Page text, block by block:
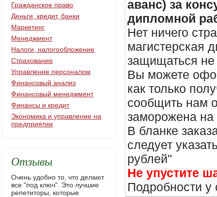
аванс) за
дипломной
Нет ничего
магистерская
защищаться не
Вы можете
как только
сообщить нам
заморожена
В бланке
следует
рублей"
Не упустите
Подробности
Гражданское право
Деньги, кредит, банки
Маркетинг
Менеджмент
Налоги, налогообложение
Страхование
Управление персоналом
Финансовый анализ
Финансовый менеджмент
Финансы и кредит
Экономика и управление на
предприятии
Отзывы
Очень удобно то, что делают
все "под ключ". Это лучшие
репетиторы, которые